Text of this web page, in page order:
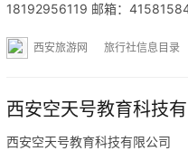
18192956119 邮箱：
西安旅游网 旅行社信息目录
西安空天号教育科技
西安空天号教育科技有限公司